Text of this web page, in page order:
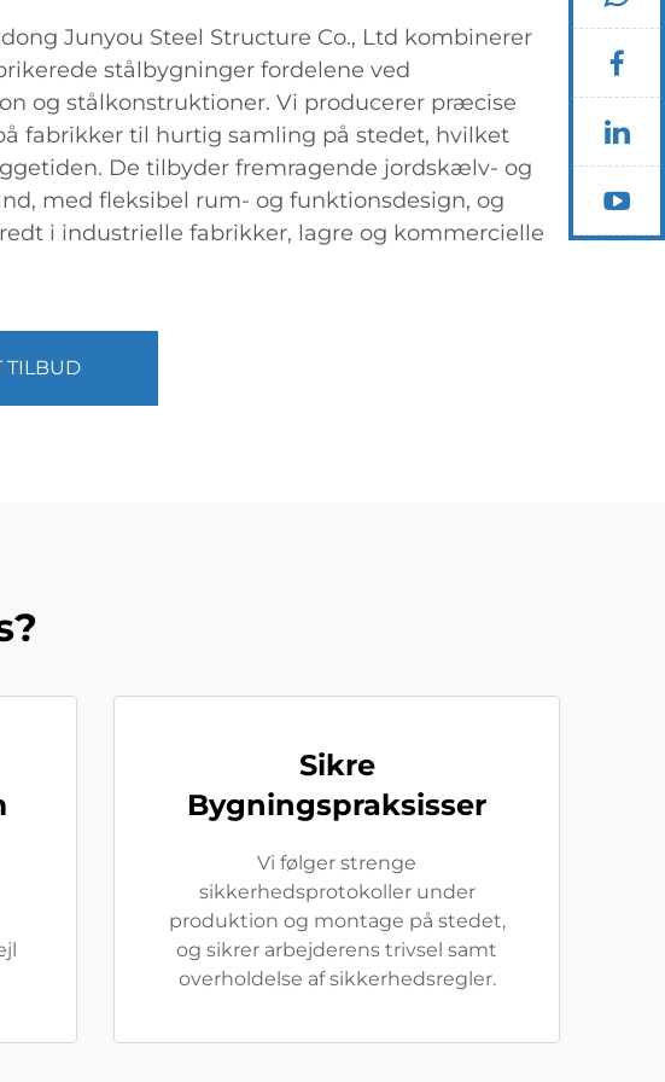
Junyou Steel Structure Co., Ltd kombinerer
stålbygninger fordelene ved
og stålkonstruktioner. Vi producerer præcise
fabrikker til hurtig samling på stedet, hvilket
De tilbyder fremragende jordskælv- og
med fleksibel rum- og funktionsdesign, og
i industrielle fabrikker, lagre og kommercielle
TILBUD
Sikre
Bygningspraksisser
Vi følger strenge
sikkerhedsprotokoller under
produktion og montage på stedet,
og sikrer arbejderens trivsel samt
overholdelse af sikkerhedsregler.